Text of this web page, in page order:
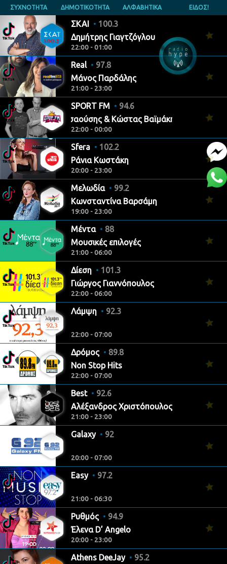
ΣΥΧΝΟΤΗΤΑ ΔΗΜΟΤΙΚΟΤΗΤΑ ΑΛΦΑΒΗΤΙΚΑ ΕΙΔΟΣ!
ΣΚΑΙ
100.3
Δημήτρης Γιαγτζόγλου
22:00 - 01:00
Real
97.8
Μάνος Παρδάλης
21:00 - 23:00
SPORT FM
94.6
Γιάννης Τσαούσης & Κώστας Βαϊμάκης
22:00 - 00:00
Sfera
102.2
Ράνια Κωστάκη
20:00 - 23:00
Μελωδία
99.2
Κωνσταντίνα Βαρσάμη
19:00 - 23:00
Μέντα
88
Μουσικές επιλογές
21:00 - 06:00
Δίεση
101.3
Γιώργος Γιαννόπουλος
22:00 - 06:00
Λάμψη 92.3
22:00 - 07:00
Δρόμος
89.8
Non Stop Hits
22:00 - 07:00
Best
92.6
Αλέξανδρος Χριστόπουλος
21:00 - 23:00
Galaxy 92
20:00 - 07:00
Easy 97.2
21:00 - 06:30
Ρυθμός
94.9
Έλενα D’ Angelo
20:00 - 23:00
Athens DeeJay
95.2